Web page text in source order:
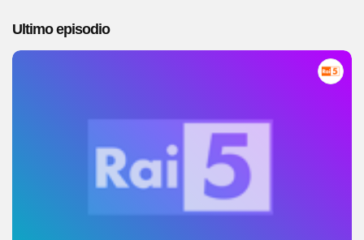
Ultimo episodio